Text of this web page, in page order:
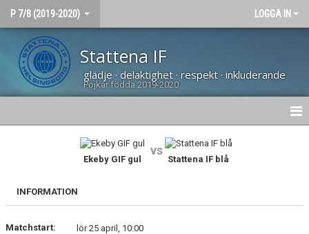
P 7/8 (2019-2020) LOGGA IN
Stattena IF
glädje · delaktighet · respekt · inkluderande
Pojkar födda 2019-2020
KALENDER
MATCHER
Ekeby GIF gul
vs
Stattena IF blå
INFORMATION
Matchstart:
lör 25 april, 10:00